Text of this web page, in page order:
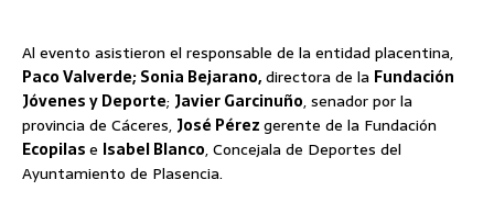
Al evento asistieron el responsable de la entidad placentina,
Paco Valverde; Sonia Bejarano,directora de la Fundación
Jóvenes y Deporte; Javier Garcinuño, senador por la
provincia de Cáceres, José Pérezgerente de la Fundación
Ecopilase Isabel Blanco, Concejala de Deportes del
Ayuntamiento de Plasencia.